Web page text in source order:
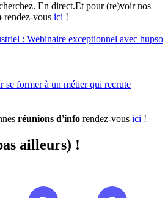
En direct.Et pour (re)voir nos
rendez-vous ici !
: Webinaire exceptionnel avec hupso
se former à un métier qui recrute
réunions d'info rendez-vous ici !
ailleurs) !